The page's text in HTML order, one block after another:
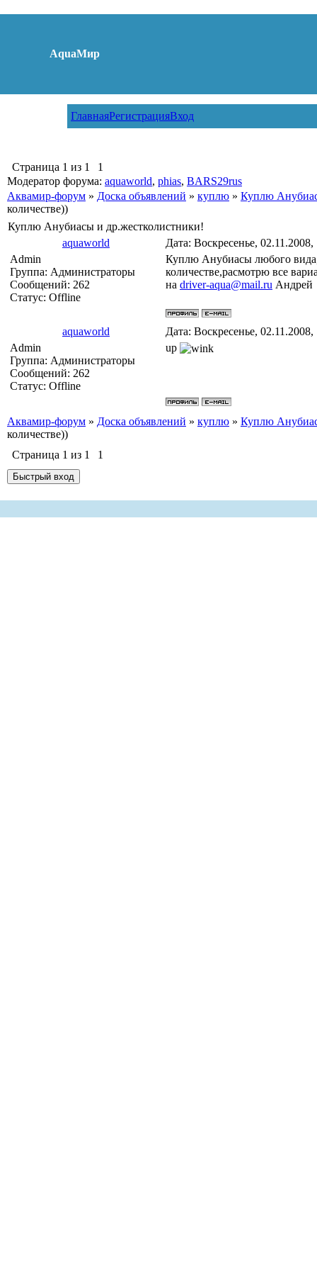
AquaМир
ГлавнаяРегистрацияВход
Страница 1 из 1
1
Модератор форума: aquaworld, phias, BARS29rus
Аквамир-форум » Доска объявлений » куплю » Куплю
количестве))
Куплю Анубиасы и др.жестколистники!
aquaworld
Дата: Воскресенье,
Admin
Группа: Администраторы
Сообщений: 262
Статус: Offline
Куплю Анубиасы любого
количестве,расмотрю все
на driver-aqua@mail.ru Андрей
aquaworld
Дата: Воскресенье,
Admin
Группа: Администраторы
Сообщений: 262
Статус: Offline
up
Аквамир-форум » Доска объявлений » куплю » Куплю
количестве))
Страница 1 из 1 1